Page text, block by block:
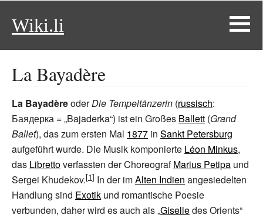
Wiki.li
La Bayadère
La BayadèreoderDie Tempeltänzerin (russisch:
Баядерка = „Bajaderka“) ist ein Großes Ballett (Grand
Ballet), das zum ersten Mal 1877 in Sankt Petersburg
aufgeführt wurde. Die Musik komponierte Léon Minkus,
das Librettoverfassten der ChoreografMarius Petipa und
Sergei Khudekov.
In der imAlten Indien angesiedelten
Handlung sind Exotik und romantische Poesie
verbunden, daher wird es auch als „Giselledes Orients“